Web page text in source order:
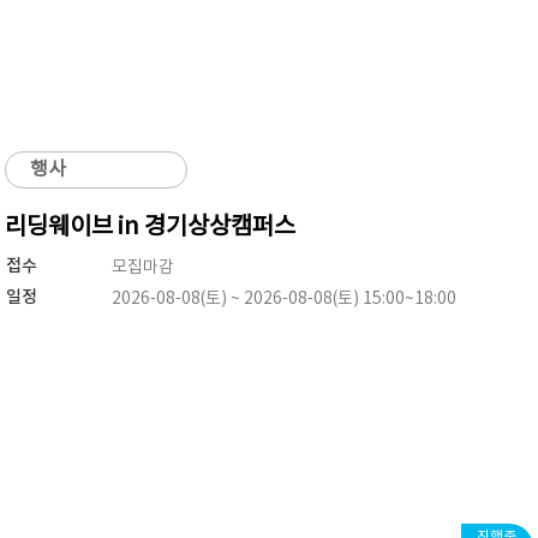
행사
리딩웨이브 in 경기상상캠퍼스
접수 모집마감
일정 2026-08-08(토) ~ 2026-08-08(토) 15:00~18:00